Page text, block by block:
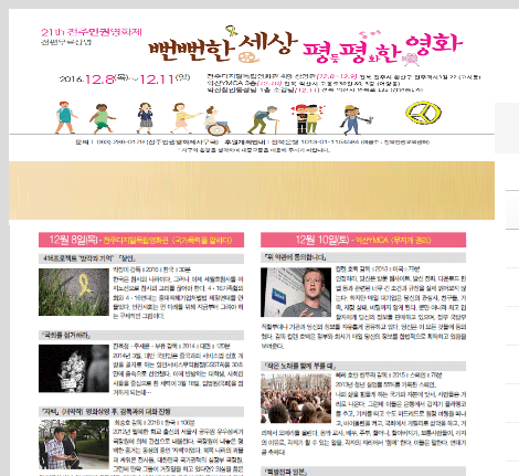
Sketchbook5, 스케치북5
Sketchbook5, 스케치북5
Sketchbook5, 스케치북5
Sketchbook5, 스케치북5